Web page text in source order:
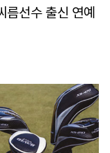
름선수 출신 연예